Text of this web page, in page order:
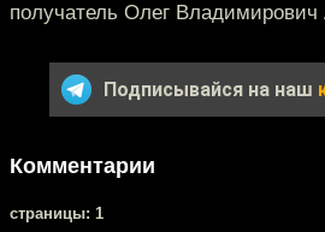
получатель Олег Владимирович
Подписывайся на наш
Комментарии
cтраницы: 1